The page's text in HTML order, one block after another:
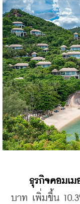
ธุรกิจคอมเม
บาท เพิ่มขึ้น